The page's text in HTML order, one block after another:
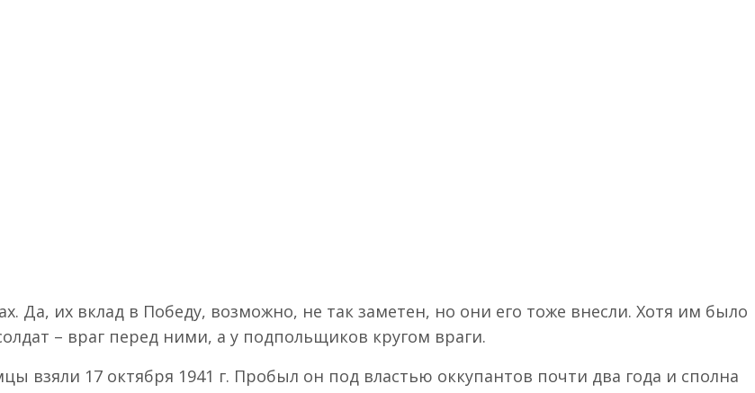
Да, их вклад в Победу, возможно, не так заметен, но они его тоже внесли. Хотя им было
– враг перед ними, а у подпольщиков кругом враги.
взяли 17 октября 1941 г. Пробыл он под властью оккупантов почти два года и сполна